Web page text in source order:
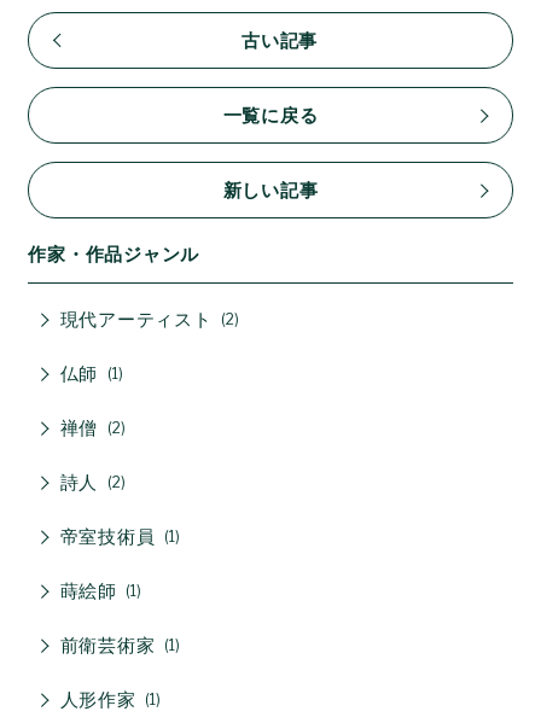
古い記事
一覧に戻る
新しい記事
作家・作品ジャンル
現代アーティスト 2
仏師 1
禅僧 2
詩人 2
帝室技術員 1
蒔絵師 1
前衛芸術家 1
人形作家 1